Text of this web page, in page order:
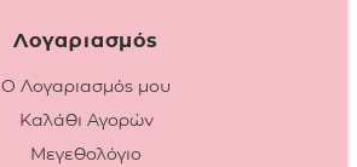
Λογαριασμός
Ο Λογαριασμός μου
Καλάθι Αγορών
Μεγεθολόγιο